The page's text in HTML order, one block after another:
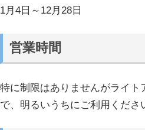
1月4日～12月28日
営業時間
特に制限はありませんがライト
で、明るいうちにご利用くださ